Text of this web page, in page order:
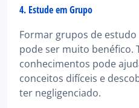
4. Estude em Grupo
Formar grupos de
pode ser muito benéfico.
conhecimentos pode
conceitos difíceis e
ter negligenciado.